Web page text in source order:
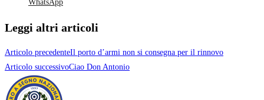
WhatsApp
Leggi altri articoli
Articolo precedenteIl porto d’armi non si consegna per il rinnovo
Articolo successivoCiao Don Antonio